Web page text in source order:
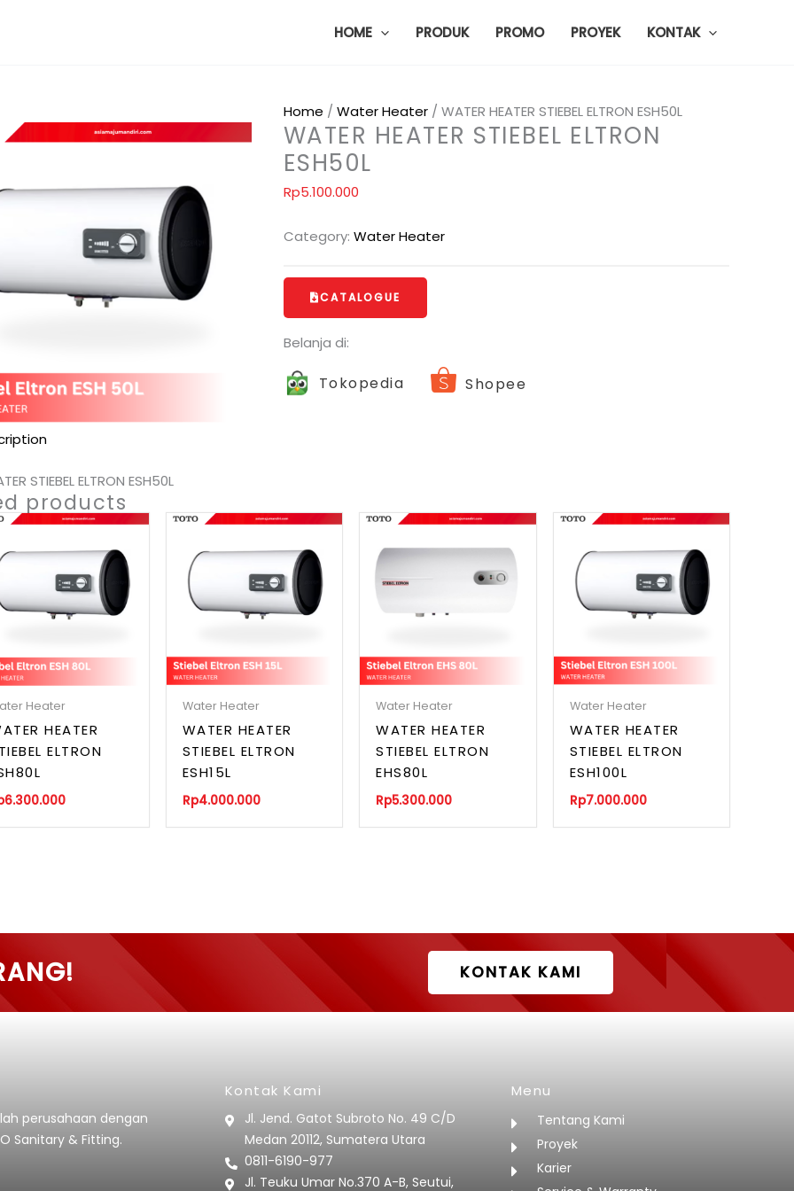
HOME PRODUK PROMO PROYEK KONTAK
Home / Water Heater/ WATER HEATER STIEBEL ELTRON ESH50L
WATER HEATER STIEBEL ELTRON
ESH50L
Rp5.100.000
Category: Water Heater
CATALOGUE
Belanja di:
Tokopedia Shopee
STIEBEL ELTRON ESH50L
products
Heater
HEATER
ELTRON
6.300.000
Water Heater
WATER HEATER
STIEBEL ELTRON
ESH15L
Rp4.000.000
Water Heater
WATER HEATER
STIEBEL ELTRON
EHS80L
Rp5.300.000
Water Heater
WATER HEATER
STIEBEL ELTRON
ESH100L
Rp7.000.000
KONTAK KAMI
perusahaan dengan
Sanitary & Fitting.
Kontak Kami
Jl. Jend. Gatot Subroto No. 49 C/D
Medan 20112, Sumatera Utara
0811-6190-977
Jl. Teuku Umar No.370 A-B, Seutui,
Menu
Tentang Kami
Proyek
Karier